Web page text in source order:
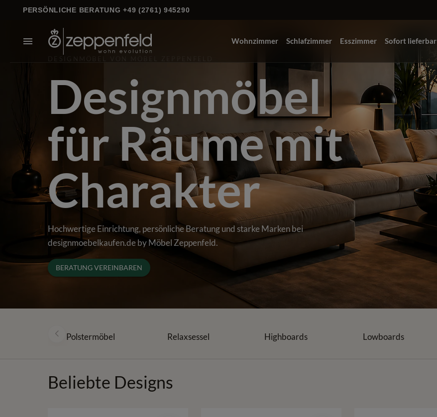
PERSÖNLICHE BERATUNG +49 (2761) 945290
Wohnzimmer Schlafzimmer Esszimmer Sofort lieferbar
Designmöbel
für Räume mit
Charakter
Hochwertige Einrichtung, persönliche Beratung und starke Marken bei
designmoebelkaufen.de by Möbel Zeppenfeld.
BERATUNG VEREINBAREN
Polstermöbel Relaxsessel Highboards Lowboards
Beliebte Designs